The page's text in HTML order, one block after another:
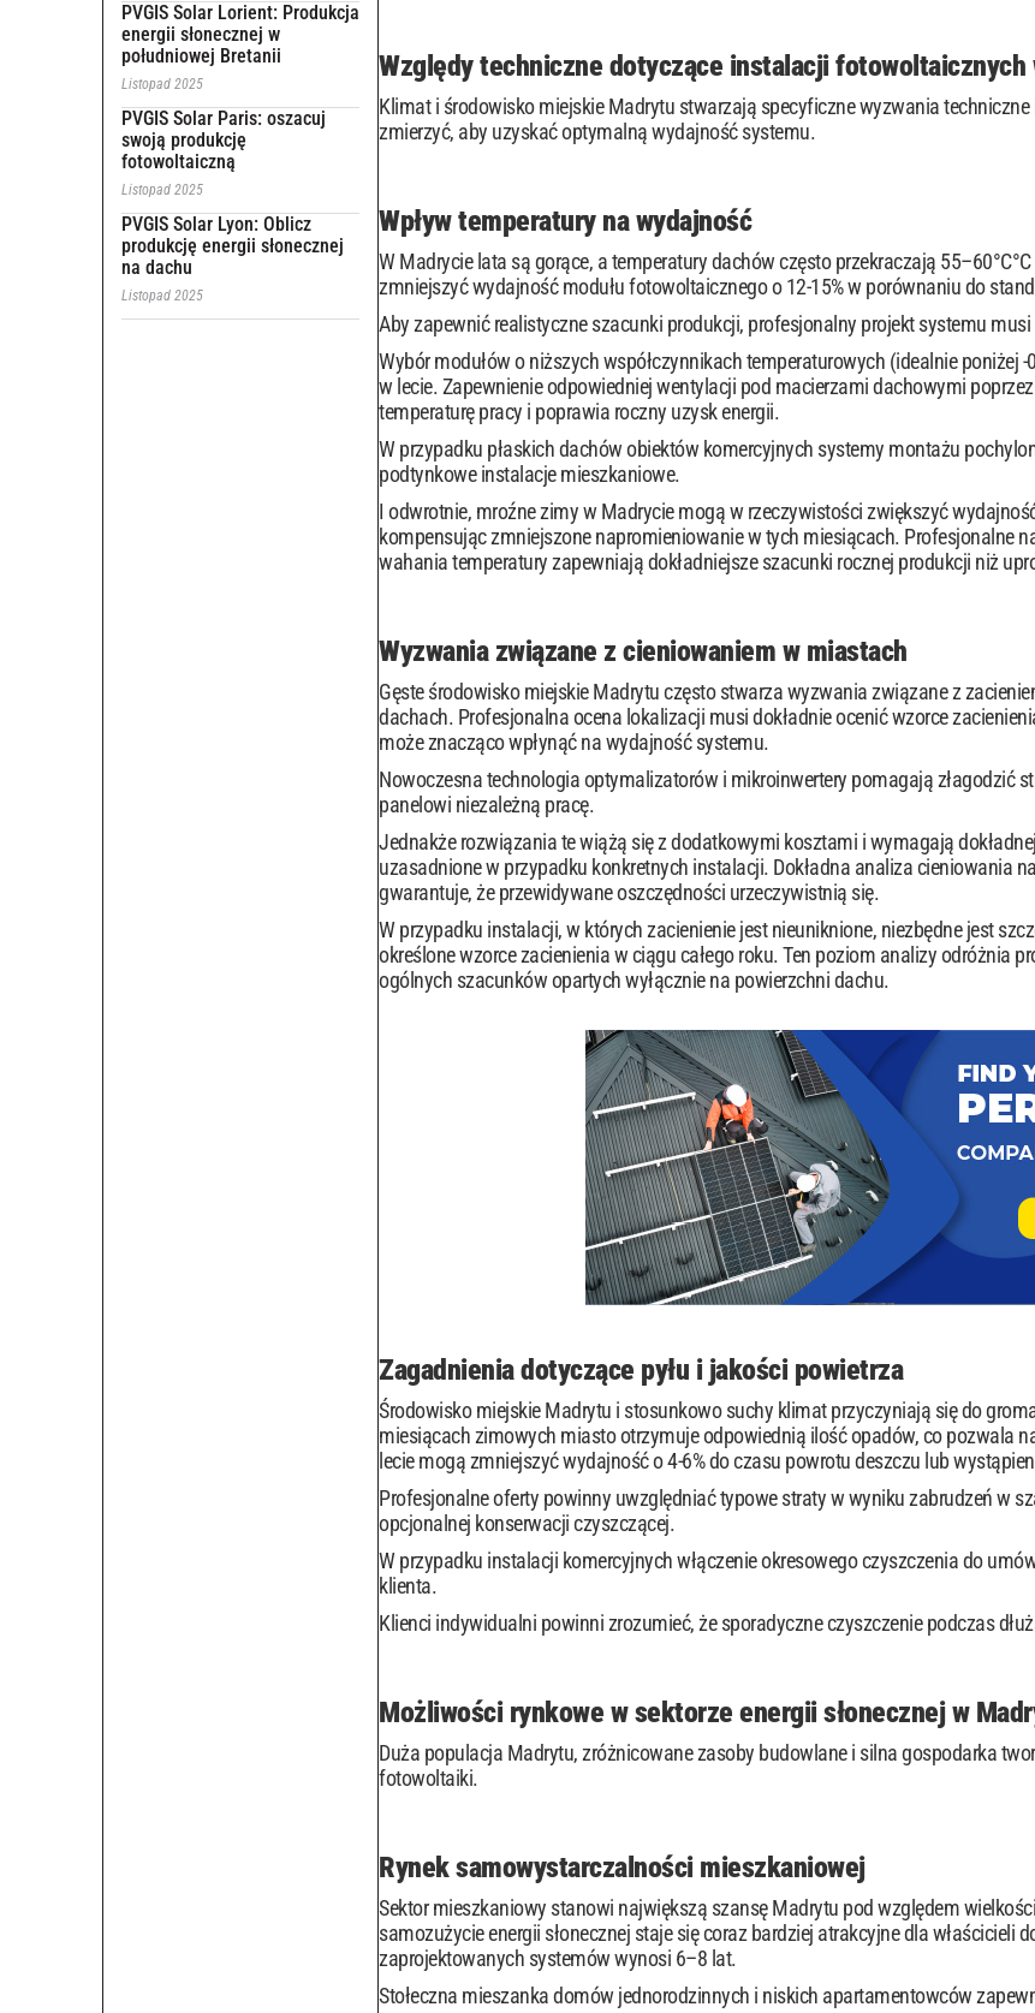
PVGIS Solar Lorient: Produkcja
energii słonecznej w
południowej Bretanii
Listopad 2025
PVGIS Solar Paris: oszacuj
swoją produkcję
fotowoltaiczną
Listopad 2025
PVGIS Solar Lyon: Oblicz
produkcję energii słonecznej
na dachu
Listopad 2025
Względy techniczne dotyczące instalacji fotowoltaicznych
Klimat i środowisko miejskie Madrytu stwarzają specyficzne wyzwania
zmierzyć, aby uzyskać optymalną wydajność systemu.
Wpływ temperatury na wydajność
W Madrycie lata są gorące, a temperatury dachów często przekraczają
zmniejszyć wydajność modułu fotowoltaicznego o 12-15% w porównaniu do
Aby zapewnić realistyczne szacunki produkcji, profesjonalny projekt systemu
Wybór modułów o niższych współczynnikach temperaturowych (idealnie
w lecie. Zapewnienie odpowiedniej wentylacji pod macierzami dachowymi
temperaturę pracy i poprawia roczny uzysk energii.
W przypadku płaskich dachów obiektów komercyjnych systemy montażu
podtynkowe instalacje mieszkaniowe.
I odwrotnie, mroźne zimy w Madrycie mogą w rzeczywistości zwiększyć
kompensując zmniejszone napromieniowanie w tych miesiącach. Profesjonalne
wahania temperatury zapewniają dokładniejsze szacunki rocznej produkcji niż
Wyzwania związane z cieniowaniem w miastach
Gęste środowisko miejskie Madrytu często stwarza wyzwania związane z
dachach. Profesjonalna ocena lokalizacji musi dokładnie ocenić wzorce
może znacząco wpłynąć na wydajność systemu.
Nowoczesna technologia optymalizatorów i mikroinwertery pomagają złagodzić
panelowi niezależną pracę.
Jednakże rozwiązania te wiążą się z dodatkowymi kosztami i wymagają
uzasadnione w przypadku konkretnych instalacji. Dokładna analiza cieniowania
gwarantuje, że przewidywane oszczędności urzeczywistnią się.
W przypadku instalacji, w których zacienienie jest nieuniknione, niezbędne jest
określone wzorce zacienienia w ciągu całego roku. Ten poziom analizy odróżnia
ogólnych szacunków opartych wyłącznie na powierzchni dachu.
Zagadnienia dotyczące pyłu i jakości powietrza
Środowisko miejskie Madrytu i stosunkowo suchy klimat przyczyniają się do
miesiącach zimowych miasto otrzymuje odpowiednią ilość opadów, co pozwala
lecie mogą zmniejszyć wydajność o 4-6% do czasu powrotu deszczu lub
Profesjonalne oferty powinny uwzględniać typowe straty w wyniku zabrudzeń w
opcjonalnej konserwacji czyszczącej.
W przypadku instalacji komercyjnych włączenie okresowego czyszczenia do
klienta.
Klienci indywidualni powinni zrozumieć, że sporadyczne czyszczenie podczas
Możliwości rynkowe w sektorze energii słonecznej w
Duża populacja Madrytu, zróżnicowane zasoby budowlane i silna gospodarka
fotowoltaiki.
Rynek samowystarczalności mieszkaniowej
Sektor mieszkaniowy stanowi największą szansę Madrytu pod względem
samozużycie energii słonecznej staje się coraz bardziej atrakcyjne dla
zaprojektowanych systemów wynosi 6–8 lat.
Stołeczna mieszanka domów jednorodzinnych i niskich apartamentowców